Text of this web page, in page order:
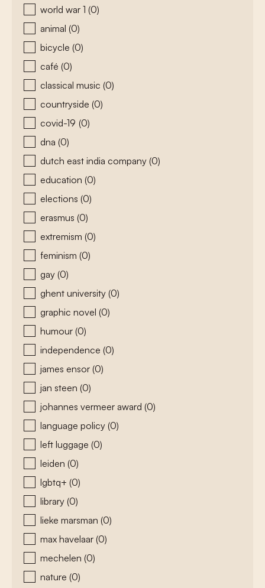
world war 1 (0)
animal (0)
bicycle (0)
café (0)
classical music (0)
countryside (0)
covid-19 (0)
dna (0)
dutch east india company (0)
education (0)
elections (0)
erasmus (0)
extremism (0)
feminism (0)
gay (0)
ghent university (0)
graphic novel (0)
humour (0)
independence (0)
james ensor (0)
jan steen (0)
johannes vermeer award (0)
language policy (0)
left luggage (0)
leiden (0)
lgbtq+ (0)
library (0)
lieke marsman (0)
max havelaar (0)
mechelen (0)
nature (0)